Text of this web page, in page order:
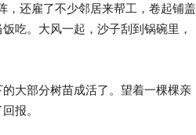
，还雇了不少邻居来帮工，卷起铺盖
吃。大风一起，沙子刮到锅碗里，
大部分树苗成活了。望着一棵棵亲
报。